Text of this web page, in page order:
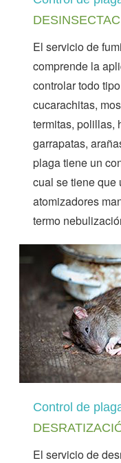
El servicio de
comprende la
controlar todo
cucarachitas,
termitas, polillas,
garrapatas,
plaga tiene un
cual se tiene que
atomizadores
termo
Control de
El servicio de